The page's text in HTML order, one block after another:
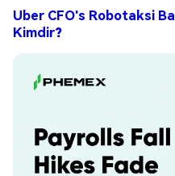
Uber CFO's Robotaksi
Kimdir?